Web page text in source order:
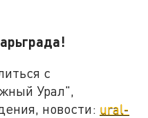
с
Урал",
новости: ural-